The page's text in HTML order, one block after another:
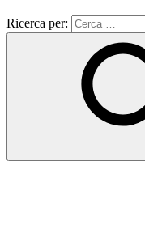
Ricerca per: